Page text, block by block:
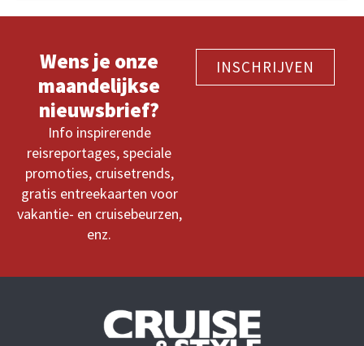
Wens je onze
maandelijkse
nieuwsbrief?
Info inspirerende
reisreportages, speciale
promoties, cruisetrends,
gratis entreekaarten voor
vakantie- en cruisebeurzen,
enz.
INSCHRIJVEN